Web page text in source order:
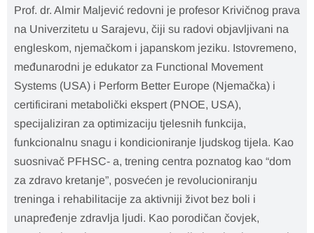
Prof. dr. Almir Maljević redovni je profesor Krivičnog prava
na Univerzitetu u Sarajevu, čiji su radovi objavljivani na
engleskom, njemačkom i japanskom jeziku. Istovremeno,
međunarodni je edukator za Functional Movement
Systems (USA) i Perform Better Europe (Njemačka) i
certificirani metabolički ekspert (PNOE, USA),
specijaliziran za optimizaciju tjelesnih funkcija,
funkcionalnu snagu i kondicioniranje ljudskog tijela. Kao
suosnivač PFHSC- a, trening centra poznatog kao “dom
za zdravo kretanje”, posvećen je revolucioniranju
treninga i rehabilitacije za aktivniji život bez boli i
unapređenje zdravlja ljudi. Kao porodičan čovjek,